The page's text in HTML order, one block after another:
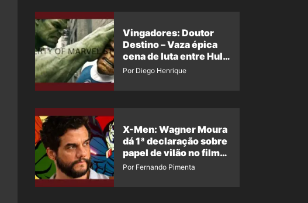
Vingadores: Doutor
Destino – Vaza épica
cena de luta entre Hulk
e o Coisa
Por Diego Henrique
X-Men: Wagner Moura
dá 1ª declaração sobre
papel de vilão no filme
da Marvel
Por Fernando Pimenta